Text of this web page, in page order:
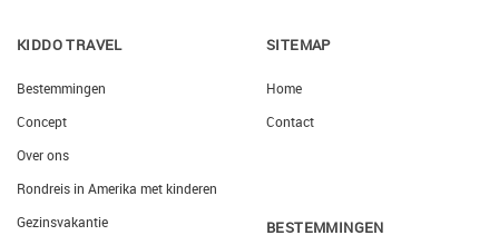
KIDDO TRAVEL
Bestemmingen
Concept
Over ons
Rondreis in Amerika met kinderen
Gezinsvakantie
SITEMAP
Home
Contact
BESTEMMINGEN